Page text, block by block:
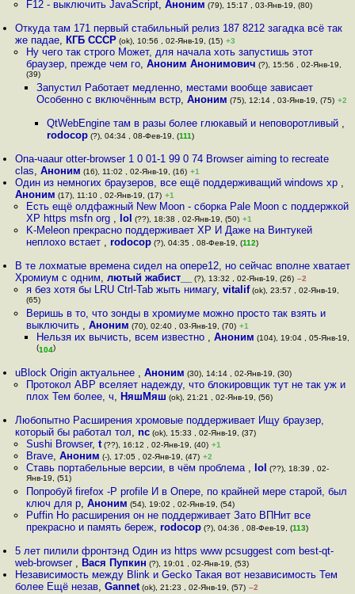
F12 - выключить JavaScript, Аноним (79), 15:17 , 03-Янв-19, (80)
Откуда там 171 первый стабильный релиз 187 8212 загадка всё так
же падае, КГБ СССР (ok), 10:56 , 02-Янв-19, (15) +3
Ну чего так строго Может, для начала хоть запустишь этот
браузер, прежде чем го, Аноним Анонимович (?), 15:56 , 02-Янв-19,
(39)
Запустил Работает медленно, местами вообще зависает
Особенно с включённым встр, Аноним (75), 12:14 , 03-Янв-19, (75) +2
QtWebEngine там в разы более глюкавый и неповоротливый ,
rodocop (?), 04:34 , 08-Фев-19, (111)
Опа-чаaur otter-browser 1 0 01-1 99 0 74 Browser aiming to recreate
clas,Аноним (16), 11:02 , 02-Янв-19, (16) +1
Один из немногих браузеров, все ещё поддерживащий windows xp ,
Аноним (17), 11:10 , 02-Янв-19, (17) +1
Есть ещё олдфажный New Moon - сборка Pale Moon с поддержкой
XP https msfn org , lol (??), 18:38 , 02-Янв-19, (50) +1
K-Meleon прекрасно поддерживает ХР И Даже на Винтукей
неплохо встает , rodocop(?), 04:35 , 08-Фев-19, (112)
В те лохматые времена сидел на опере12, но сейчас вполне хватает
Хромиум с одним,лютый жабист__ (?), 13:32 , 02-Янв-19, (26) –2
я без хотя бы LRU Ctrl-Tab жыть нимагу, vitalif(ok), 23:57 , 02-Янв-19,
(65)
Веришь в то, что зонды в хромиуме можно просто так взять и
выключить , Аноним (70), 02:40 , 03-Янв-19, (70) +1
Нельзя их вычисть, всем известно , Аноним (104), 19:04 , 05-Янв-19,
(104)
uBlock Origin актуальнее ,Аноним (30), 14:14 , 02-Янв-19, (30)
Протокол АВР вселяет надежду, что блокировщик тут не так уж и
плох Тем более, ч, НяшМяш (ok), 21:21 , 02-Янв-19, (56)
Любопытно Расширения хромовые поддерживает Ищу браузер,
который бы работал тол,nc (ok), 15:33 , 02-Янв-19, (37)
Sushi Browser, t(??), 16:12 , 02-Янв-19, (40) +1
Brave, Аноним (-), 17:05 , 02-Янв-19, (47) +2
Ставь портабельные версии, в чём проблема , lol (??), 18:39 , 02-
Янв-19, (51)
Попробуй firefox -P profile И в Опере, по крайней мере старой, был
ключ для p, Аноним (54), 19:02 , 02-Янв-19, (54)
Puffin Но расширения он не поддерживает Зато ВПНит все
прекрасно и память береж, rodocop(?), 04:36 , 08-Фев-19, (113)
5 лет пилили фронтэнд Один из https www pcsuggest com best-qt-
web-browser , Вася Пупкин (?), 19:01 , 02-Янв-19, (53)
Независимость между Blink и Gecko Такая вот независимость Тем
более Ещё незав,Gannet (ok), 21:23 , 02-Янв-19, (57) –2